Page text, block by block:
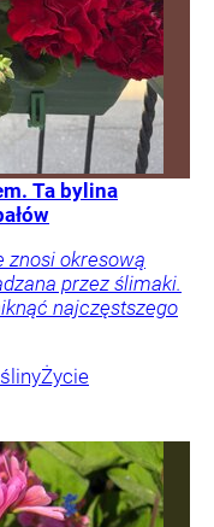
Ta bylina
znosi okresową
przez ślimaki.
najczęstszego
Życie